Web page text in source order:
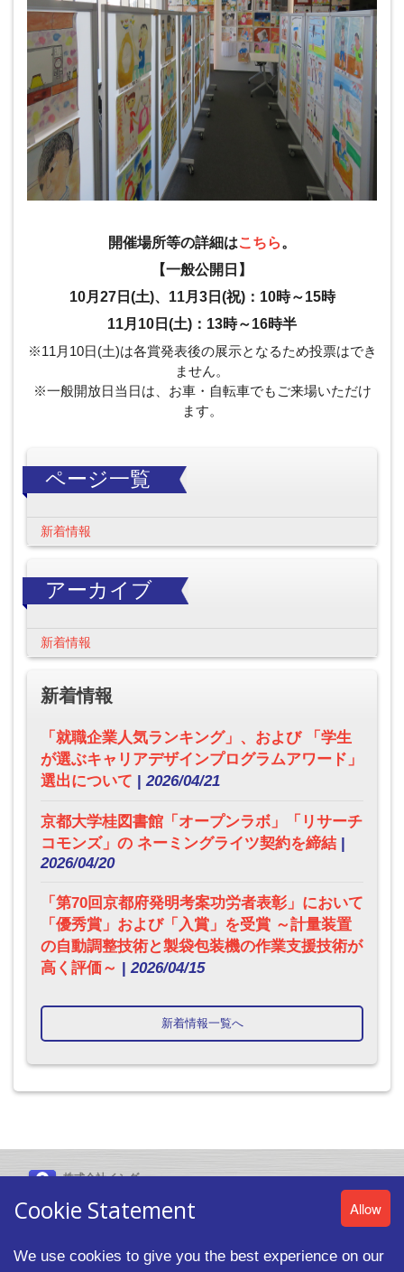
開催場所等の詳細はこちら。
【一般公開日】
10月27日(土)、11月3日(祝)：10時～15時
11月10日(土)：13時～16時半
※11月10日(土)は各賞発表後の展示となるため投票はでき
ません。
※一般開放日当日は、お車・自転車でもご来場いただけ
ます。
ページ一覧
新着情報
アーカイブ
新着情報
新着情報
「就職企業人気ランキング」、および 「学生
が選ぶキャリアデザインプログラムアワード」
選出について |2026/04/21
京都大学桂図書館「オープンラボ」「リサーチ
コモンズ」の ネーミングライツ契約を締結 |
2026/04/20
「第70回京都府発明考案功労者表彰」において
「優秀賞」および「入賞」を受賞 ～計量装置
の自動調整技術と製袋包装機の作業支援技術が
高く評価～ |2026/04/15
新着情報一覧へ
株式会社イシダ
Cookie Statement Allow
We use cookies to give you the best experience on our